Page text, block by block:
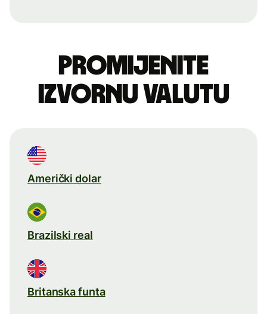
Promijenite
izvornu valutu
Američki dolar
Brazilski real
Britanska funta